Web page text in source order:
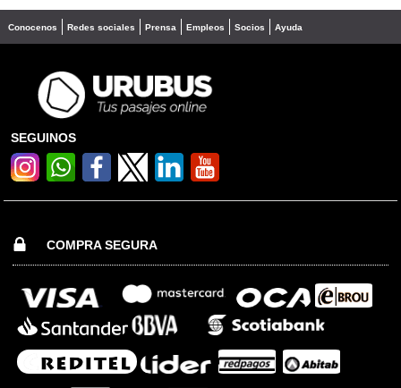
Conocenos Redes sociales Prensa Empleos Socios Ayuda
SEGUINOS
COMPRA SEGURA